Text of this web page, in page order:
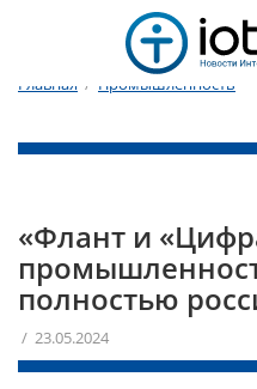
Главная / Промышленность
«Флант и
полностью
/ 23.05.2024